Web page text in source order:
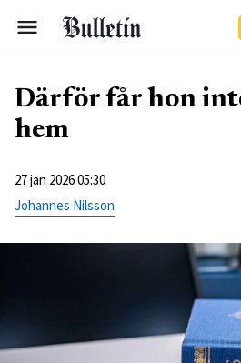
Därför får hon
hem
27 jan 2026 05:30
Johannes Nilsson